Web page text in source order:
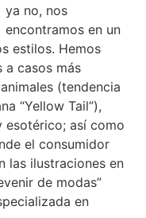
ya no, nos
encontramos en un
estilos. Hemos
a casos más
(tendencia
“Yellow Tail”),
esotérico; así como
el consumidor
las ilustraciones en
de modas”
en